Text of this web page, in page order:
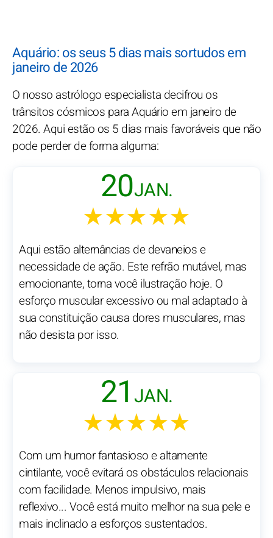
Aquário: os seus 5 dias mais sortudos em
janeiro de 2026
O nosso astrólogo especialista decifrou os
trânsitos cósmicos para Aquário em janeiro de
2026. Aqui estão os 5 dias mais favoráveis que não
pode perder de forma alguma:
20JAN.
★★★★★
Aqui estão alternâncias de devaneios e
necessidade de ação. Este refrão mutável, mas
emocionante, torna você ilustração hoje. O
esforço muscular excessivo ou mal adaptado à
sua constituição causa dores musculares, mas
não desista por isso.
21 JAN.
★★★★★
Com um humor fantasioso e altamente
cintilante, você evitará os obstáculos relacionais
com facilidade. Menos impulsivo, mais
reflexivo... Você está muito melhor na sua pele e
mais inclinado a esforços sustentados.